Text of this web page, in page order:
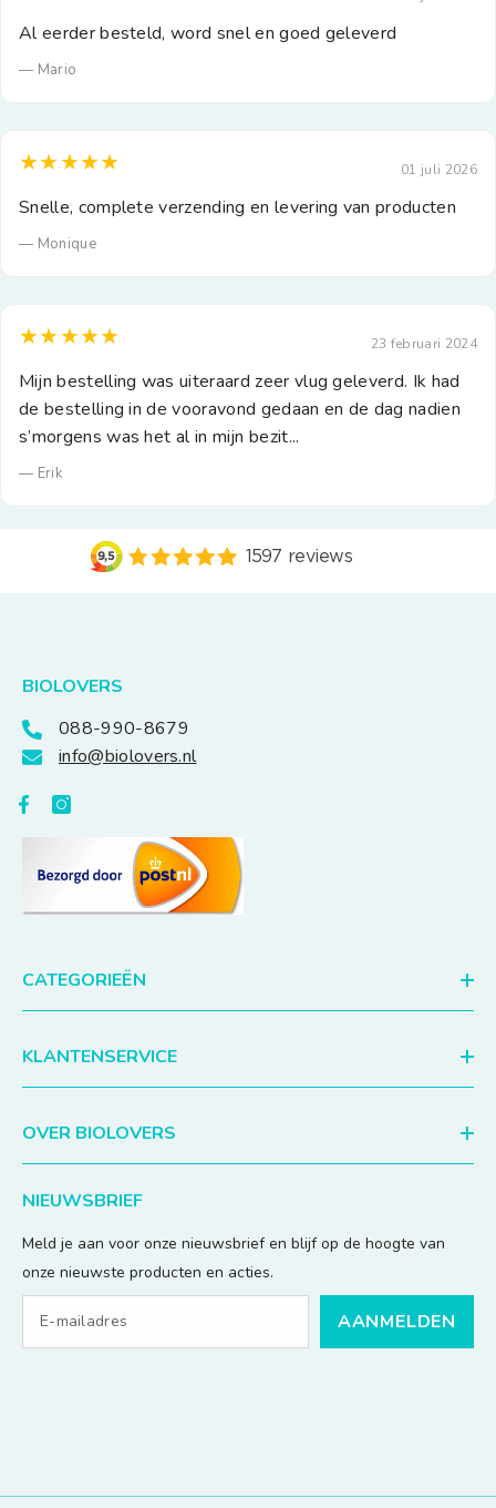
Al eerder besteld, word snel en goed geleverd
— Mario
★★★★★ 01 juli 2026
Snelle, complete verzending en levering van producten
— Monique
★★★★★ 23 februari 2024
Mijn bestelling was uiteraard zeer vlug geleverd. Ik had
de bestelling in de vooravond gedaan en de dag nadien
s’morgens was het al in mijn bezit...
— Erik
BIOLOVERS
088-990-8679
info@biolovers.nl
CATEGORIEËN
KLANTENSERVICE
OVER BIOLOVERS
NIEUWSBRIEF
Meld je aan voor onze nieuwsbrief en blijf op de hoogte van
onze nieuwste producten en acties.
AANMELDEN